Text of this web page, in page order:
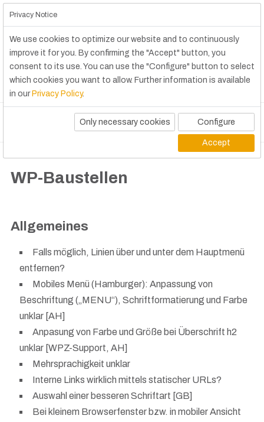
WP-Baustellen
Allgemeines
Falls möglich, Linien über und unter dem Hauptmenü
entfernen?
Mobiles Menü (Hamburger): Anpassung von
Beschriftung („MENU“), Schriftformatierung und Farbe
unklar [AH]
Anpasung von Farbe und Größe bei Überschrift h2
unklar [WPZ-Support, AH]
Mehrsprachigkeit unklar
Interne Links wirklich mittels statischer URLs?
Auswahl einer besseren Schriftart [GB]
Bei kleinem Browserfenster bzw. in mobiler Ansicht
Privacy Notice
We use cookies to optimize our website and to continuously
improve it for you. By confirming the "Accept" button, you
consent to its use. You can use the "Configure" button to select
which cookies you want to allow. Further information is available
in our Privacy Policy.
Only necessary cookies Configure
Accept